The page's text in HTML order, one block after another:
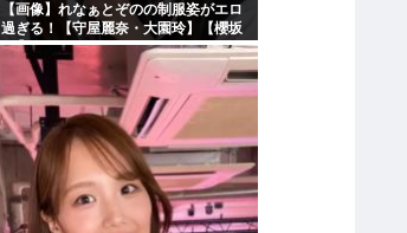
【画像】れなぁとぞのの制服姿がエロ
過ぎる！【守屋麗奈・大園玲】【櫻坂
46】